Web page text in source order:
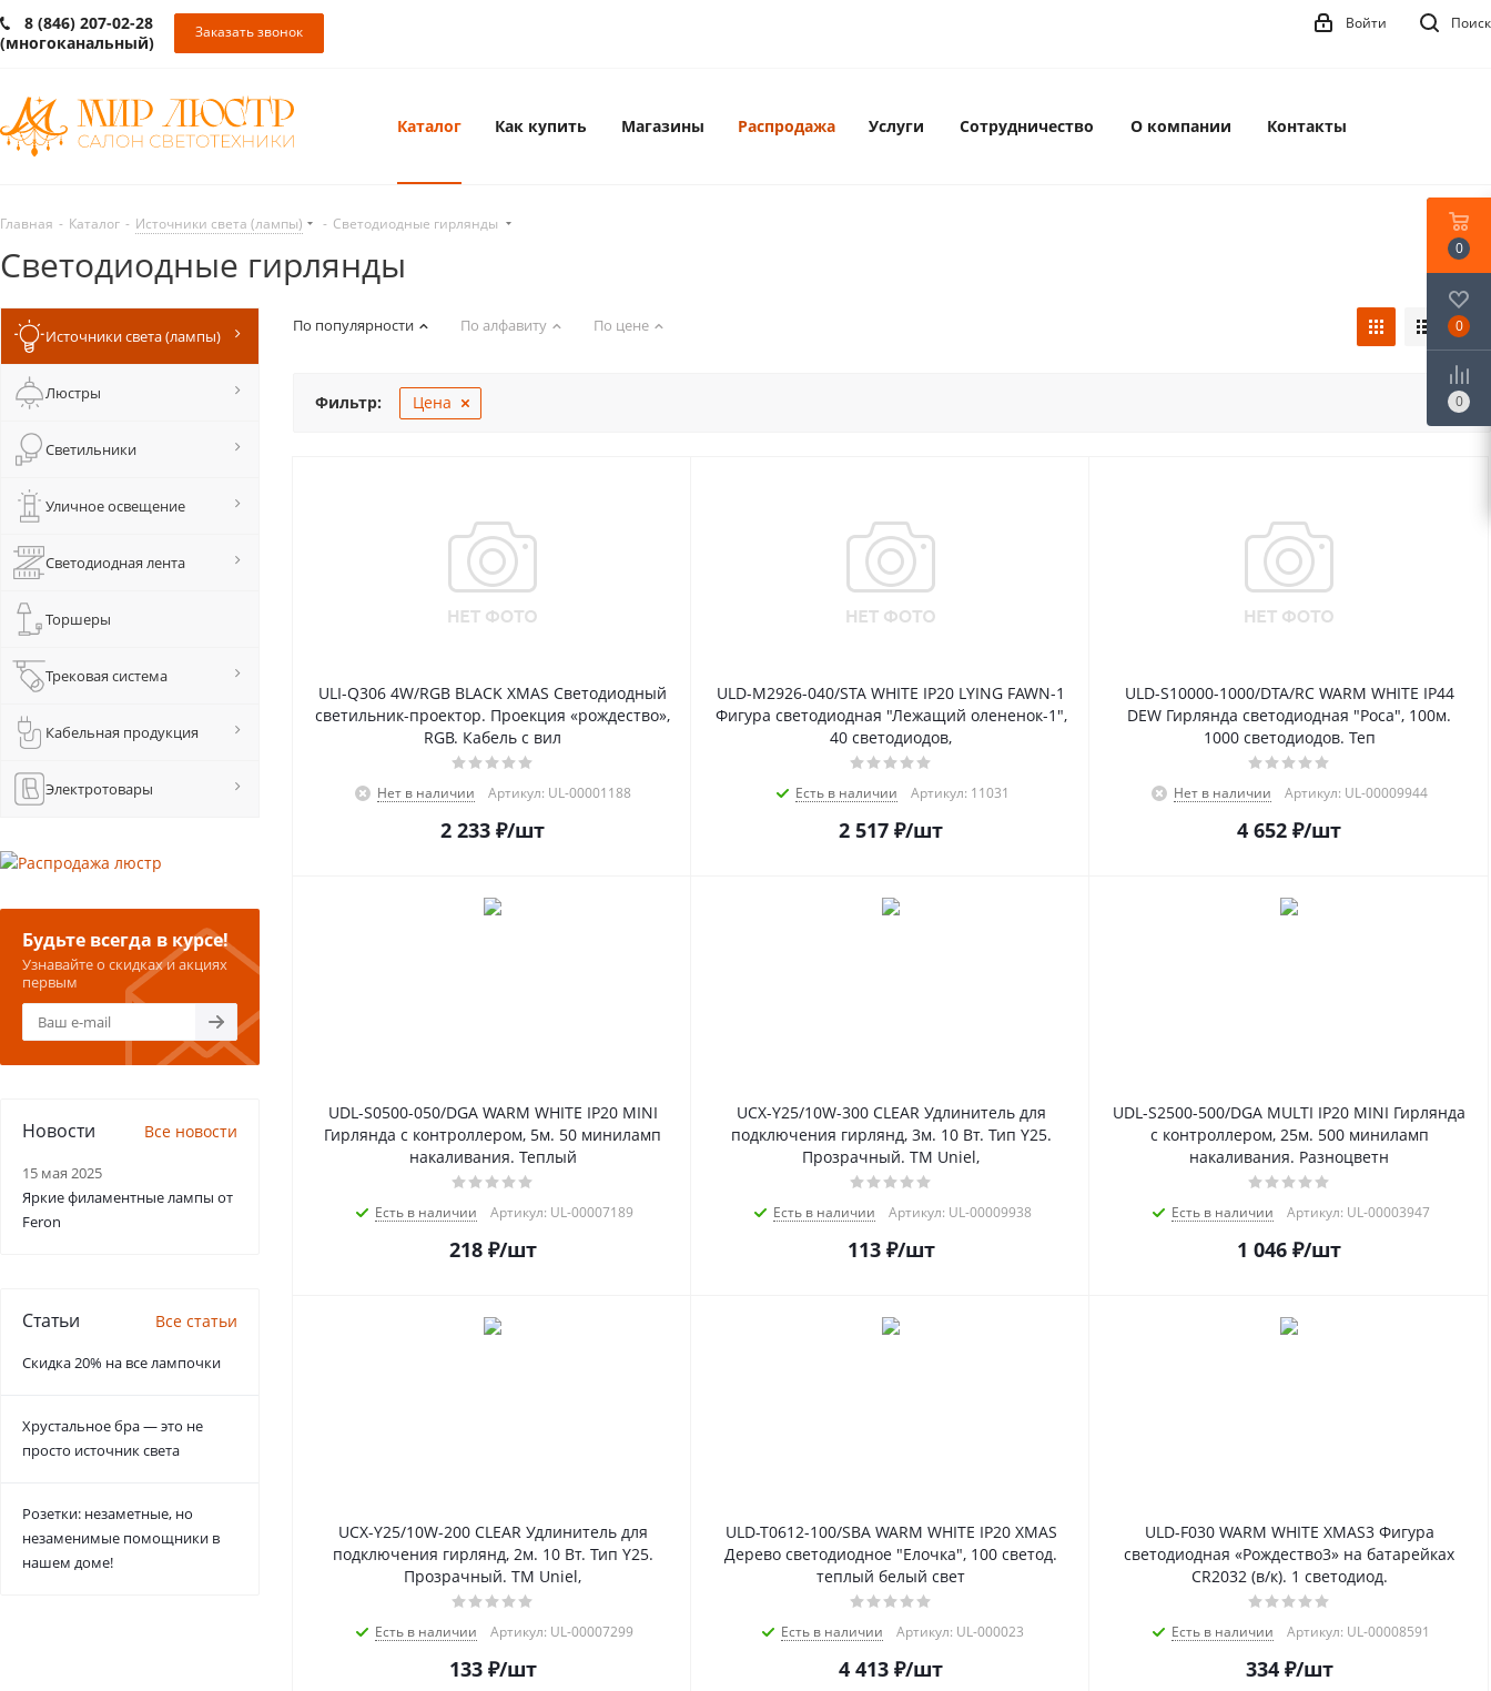
8 (846) 207-02-28
(многоканальный)
Заказать звонок Поиск
Войти
Каталог Как купить Магазины Распродажа Услуги Сотрудничество О компании Контакты
Главная - Каталог - Источники света (лампы) - Светодиодные гирлянды
Светодиодные гирлянды
По популярности По алфавиту По цене
Фильтр: Цена
ULI-Q306 4W/RGB BLACK XMAS Светодиодный
светильник-проектор. Проекция «рождество»,
RGB. Кабель с вил
Нет в наличии Артикул: UL-00001188
2 233 ₽/шт
ULD-M2926-040/STA WHITE IP20 LYING FAWN-1
Фигура светодиодная "Лежащий олененок-1",
40 светодиодов,
Есть в наличии Артикул: 11031
2 517 ₽/шт
ULD-S10000-1000/DTA/RC WARM WHITE IP44
DEW Гирлянда светодиодная "Роса", 100м.
1000 светодиодов. Теп
Нет в наличии Артикул: UL-00009944
4 652 ₽/шт
UDL-S0500-050/DGA WARM WHITE IP20 MINI
Гирлянда с контроллером, 5м. 50 миниламп
накаливания. Теплый
Есть в наличии Артикул: UL-00007189
218₽/шт
UCX-Y25/10W-300 CLEAR Удлинитель для
подключения гирлянд, 3м. 10 Вт. Тип Y25.
Прозрачный. ТМ Uniel,
Есть в наличии Артикул: UL-00009938
113₽/шт
UDL-S2500-500/DGA MULTI IP20 MINI Гирлянда
с контроллером, 25м. 500 миниламп
накаливания. Разноцветн
Есть в наличии Артикул: UL-00003947
1 046 ₽/шт
UCX-Y25/10W-200 CLEAR Удлинитель для
подключения гирлянд, 2м. 10 Вт. Тип Y25.
Прозрачный. ТМ Uniel,
Есть в наличии Артикул: UL-00007299
133₽/шт
ULD-T0612-100/SBA WARM WHITE IP20 XMAS
Дерево светодиодное "Елочка", 100 светод.
теплый белый свет
Есть в наличии Артикул: UL-000023
4 413 ₽/шт
ULD-F030 WARM WHITE XMAS3 Фигура
светодиодная «Рождество3» на батарейках
CR2032 (в/к). 1 светодиод.
Есть в наличии Артикул: UL-00008591
334₽/шт
Источники света (лампы)
Люстры
Светильники
Уличное освещение
Светодиодная лента
Торшеры
Трековая система
Кабельная продукция
Электротовары
Будьте всегда в курсе!
Узнавайте о скидках и акциях
первым
Новости Все новости
15 мая 2025
Яркие филаментные лампы от
Feron
Статьи Все статьи
Скидка 20% на все лампочки
Хрустальное бра — это не
просто источник света
Розетки: незаметные, но
незаменимые помощники в
нашем доме!
0
0
0